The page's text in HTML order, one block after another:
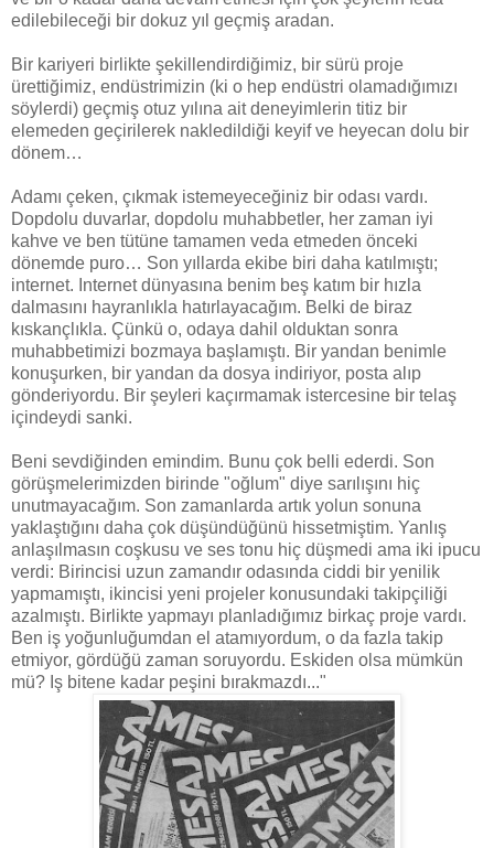
edilebileceği bir dokuz yıl geçmiş aradan.
Bir kariyeri birlikte şekillendirdiğimiz, bir sürü proje
ürettiğimiz, endüstrimizin (ki o hep endüstri olamadığımızı
söylerdi) geçmiş otuz yılına ait deneyimlerin titiz bir
elemeden geçirilerek nakledildiği keyif ve heyecan dolu bir
dönem…
Adamı çeken, çıkmak istemeyeceğiniz bir odası vardı.
Dopdolu duvarlar, dopdolu muhabbetler, her zaman iyi
kahve ve ben tütüne tamamen veda etmeden önceki
dönemde puro… Son yıllarda ekibe biri daha katılmıştı;
internet. Internet dünyasına benim beş katım bir hızla
dalmasını hayranlıkla hatırlayacağım. Belki de biraz
kıskançlıkla. Çünkü o, odaya dahil olduktan sonra
muhabbetimizi bozmaya başlamıştı. Bir yandan benimle
konuşurken, bir yandan da dosya indiriyor, posta alıp
gönderiyordu. Bir şeyleri kaçırmamak istercesine bir telaş
içindeydi sanki.
Beni sevdiğinden emindim. Bunu çok belli ederdi. Son
görüşmelerimizden birinde "oğlum" diye sarılışını hiç
unutmayacağım. Son zamanlarda artık yolun sonuna
yaklaştığını daha çok düşündüğünü hissetmiştim. Yanlış
anlaşılmasın coşkusu ve ses tonu hiç düşmedi ama iki ipucu
verdi: Birincisi uzun zamandır odasında ciddi bir yenilik
yapmamıştı, ikincisi yeni projeler konusundaki takipçiliği
azalmıştı. Birlikte yapmayı planladığımız birkaç proje vardı.
Ben iş yoğunluğumdan el atamıyordum, o da fazla takip
etmiyor, gördüğü zaman soruyordu. Eskiden olsa mümkün
mü? Iş bitene kadar peşini bırakmazdı..."